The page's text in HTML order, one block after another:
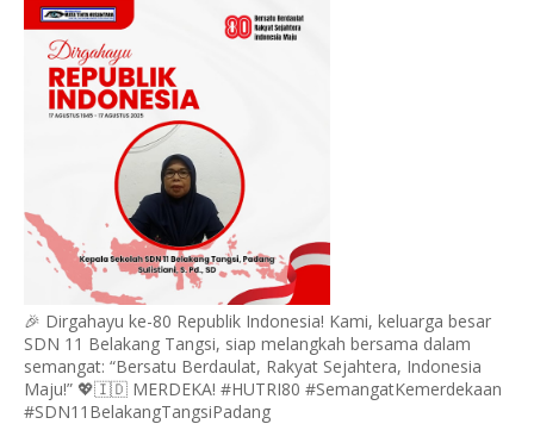
🎉 Dirgahayu ke-80 Republik Indonesia! Kami, keluarga besar
SDN 11 Belakang Tangsi, siap melangkah bersama dalam
semangat: “Bersatu Berdaulat, Rakyat Sejahtera, Indonesia
Maju!” 💖🇮🇩 MERDEKA! #HUTRI80 #SemangatKemerdekaan
#SDN11BelakangTangsiPadang